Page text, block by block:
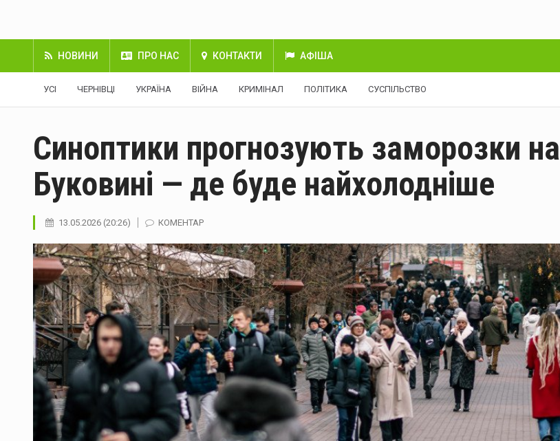
НОВИНИ ПРО НАС КОНТАКТИ АФІША
УСІ ЧЕРНІВЦІ УКРАЇНА ВІЙНА КРИМІНАЛ ПОЛІТИКА СУСПІЛЬСТВО
Синоптики прогнозують заморозки на
Буковині — де буде найхолодніше
13.05.2026 (20:26) КОМЕНТАР